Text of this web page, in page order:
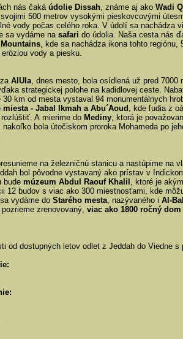
nás čaká údolie Dissah, známe aj ako Wadi
500 metrov vysokými pieskovcovými
vody počas celého roka. V údolí sa nachádza
sa vydáme na safari do údolia. Naša cesta nás
, kde sa nachádza ikona tohto regiónu,
vody a piesku.
AlUla, dnes mesto, bola osídlená už pred
strategickej polohe na kadidlovej ceste.
30 km od mesta vystaval 94 monumentálnych
miesta - Jabal Ikmah a Abu´Aoud , kde ľudia z
A mierime do Mediny, ktorá je
nakoľko bola útočiskom proroka Mohameda po
na železničnú stanicu a nastúpime na
bol pôvodne vystavaný ako prístav v
bude múzeum Abdul Raouf Khalil , ktoré je
12 budov s viac ako 300 miestnosťami, kde
vydáme do Starého mesta, nazývaného i Al-
zrenovovaný, viac ako 1800 ročný
od dostupných letov odlet z Jeddah do Viedne s